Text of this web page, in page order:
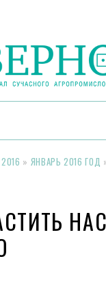
2016 » ЯНВАРЬ 2016 ГОД